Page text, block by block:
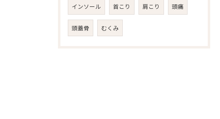
インソール 首こり 肩こり 頭痛
頭蓋骨 むくみ